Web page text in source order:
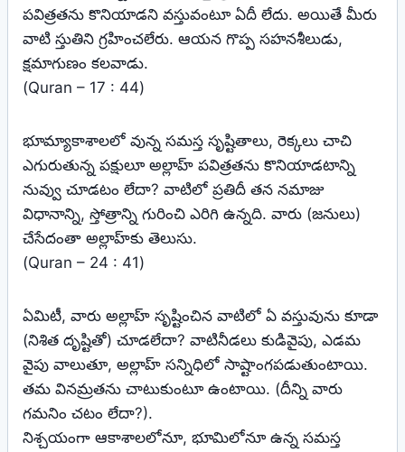
పవిత్రతను కొనియాడని వస్తువంటూ ఏదీ లేదు. అయితే మీరు
వాటి స్తుతిని గ్రహించలేరు. ఆయన గొప్ప సహనశీలుడు,
క్షమాగుణం కలవాడు.
(Quran – 17 : 44)
భూమ్యాకాశాలలో వున్న సమస్త సృష్టితాలు, రెక్కలు చాచి
ఎగురుతున్న పక్షులూ అల్లాహ్‌ పవిత్రతను కొనియాడటాన్ని
నువ్వు చూడటం లేదా? వాటిలో ప్రతిదీ తన నమాజు
విధానాన్ని, స్తోత్రాన్ని గురించి ఎరిగి ఉన్నది. వారు (జనులు)
చేసేదంతా అల్లాహ్‌కు తెలుసు.
(Quran – 24 : 41)
ఏమిటీ, వారు అల్లాహ్‌ సృష్టించిన వాటిలో ఏ వస్తువును కూడా
(నిశిత దృష్టితో) చూడలేదా? వాటినీడలు కుడివైపు, ఎడమ
వైపు వాలుతూ, అల్లాహ్‌ సన్నిధిలో సాష్టాంగపడుతుంటాయి.
తమ వినమ్రతను చాటుకుంటూ ఉంటాయి. (దీన్ని వారు
గమనిం చటం లేదా?).
నిశ్చయంగా ఆకాశాలలోనూ, భూమిలోనూ ఉన్న సమస్త